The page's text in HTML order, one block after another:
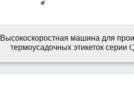
Высокоскоростная машина для
термоусадочных этикеток серии